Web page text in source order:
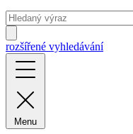
rozšířené vyhledávání
Menu